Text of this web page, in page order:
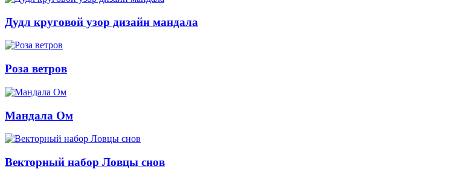
Дудл круговой узор дизайн мандала
Роза ветров
Мандала Ом
Векторный набор Ловцы снов